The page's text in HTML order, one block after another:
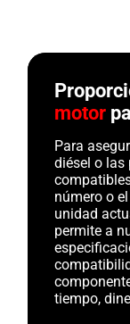
motor
Para
diésel o las
número o
unidad
permite a
tiempo,